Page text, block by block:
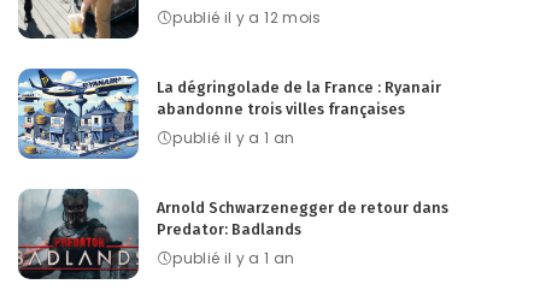
publié il y a 12 mois
La dégringolade de la France : Ryanair
abandonne trois villes françaises
publié il y a 1 an
Arnold Schwarzenegger de retour dans
Predator: Badlands
publié il y a 1 an